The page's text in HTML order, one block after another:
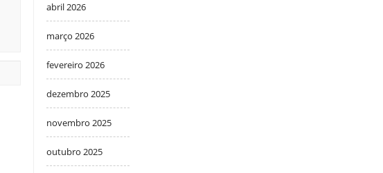
abril 2026
março 2026
fevereiro 2026
dezembro 2025
novembro 2025
outubro 2025